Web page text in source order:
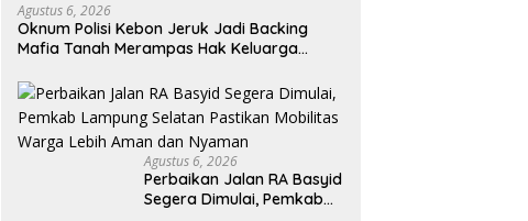
Agustus 6, 2026
Oknum Polisi Kebon Jeruk Jadi Backing
Mafia Tanah Merampas Hak Keluarga
Agustus 6, 2026
Perbaikan Jalan RA Basyid
Segera Dimulai, Pemkab